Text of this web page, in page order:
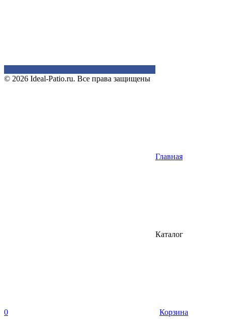
© 2026 Ideal-Patio.ru. Все права защищены
Главная
Каталог
0 Корзина